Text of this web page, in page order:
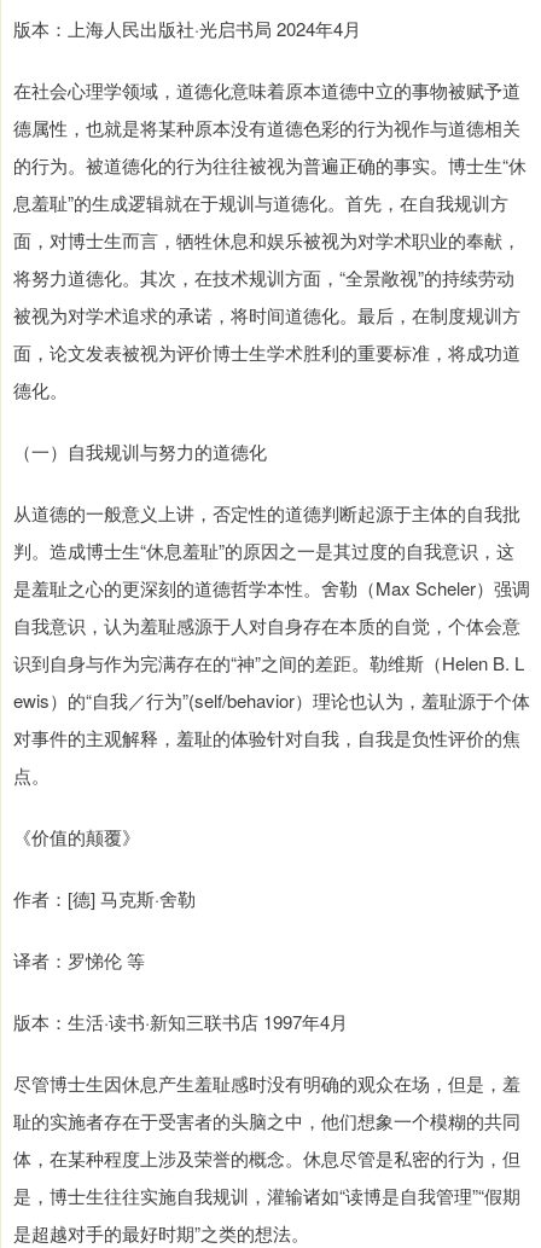
版本：上海人民出版社·光启书局 2024年4月
在社会心理学领域，道德化意味着原本道德中立的事物被赋予道
德属性，也就是将某种原本没有道德色彩的行为视作与道德相关
的行为。被道德化的行为往往被视为普遍正确的事实。博士生“休
息羞耻”的生成逻辑就在于规训与道德化。首先，在自我规训方
面，对博士生而言，牺牲休息和娱乐被视为对学术职业的奉献，
将努力道德化。其次，在技术规训方面，“全景敞视”的持续劳动
被视为对学术追求的承诺，将时间道德化。最后，在制度规训方
面，论文发表被视为评价博士生学术胜利的重要标准，将成功道
德化。
（一）自我规训与努力的道德化
从道德的一般意义上讲，否定性的道德判断起源于主体的自我批
判。造成博士生“休息羞耻”的原因之一是其过度的自我意识，这
是羞耻之心的更深刻的道德哲学本性。舍勒（Max Scheler）强调
自我意识，认为羞耻感源于人对自身存在本质的自觉，个体会意
识到自身与作为完满存在的“神”之间的差距。勒维斯（Helen B. L
ewis）的“自我／行为”(self/behavior）理论也认为，羞耻源于个体
对事件的主观解释，羞耻的体验针对自我，自我是负性评价的焦
点。
《价值的颠覆》
作者：[德] 马克斯·舍勒
译者：罗悌伦 等
版本：生活·读书·新知三联书店 1997年4月
尽管博士生因休息产生羞耻感时没有明确的观众在场，但是，羞
耻的实施者存在于受害者的头脑之中，他们想象一个模糊的共同
体，在某种程度上涉及荣誉的概念。休息尽管是私密的行为，但
是，博士生往往实施自我规训，灌输诸如“读博是自我管理”“假期
是超越对手的最好时期”之类的想法。